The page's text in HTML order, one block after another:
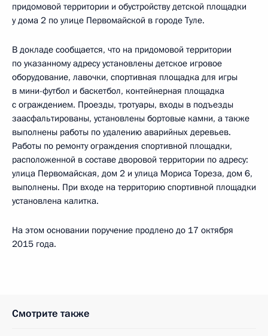
придомовой территории и обустройству детской площадки
у дома 2 по улице Первомайской в городе Туле.
В докладе сообщается, что на придомовой территории
по указанному адресу установлены детское игровое
оборудование, лавочки, спортивная площадка для игры
в мини-футбол и баскетбол, контейнерная площадка
с ограждением. Проезды, тротуары, входы в подъезды
заасфальтированы, установлены бортовые камни, а также
выполнены работы по удалению аварийных деревьев.
Работы по ремонту ограждения спортивной площадки,
расположенной в составе дворовой территории по адресу:
улица Первомайская, дом 2 и улица Мориса Тореза, дом 6,
выполнены. При входе на территорию спортивной площадки
установлена калитка.
На этом основании поручение продлено до 17 октября
2015 года.
Смотрите также